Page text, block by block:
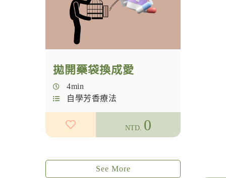
拋開藥袋換成愛
4min
自學芳香療法
NTD. 0
See More